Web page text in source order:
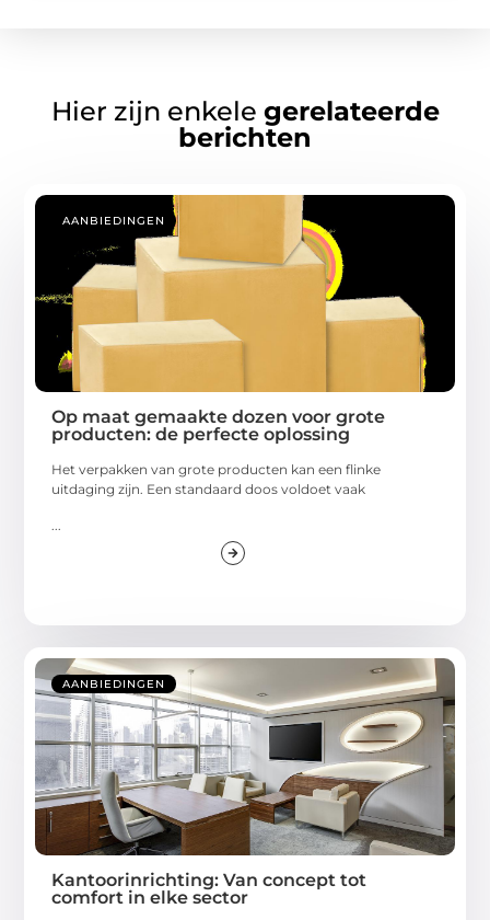
Hier zijn enkele gerelateerde
berichten
AANBIEDINGEN
Op maat gemaakte dozen voor grote
producten: de perfecte oplossing
Het verpakken van grote producten kan een flinke
uitdaging zijn. Een standaard doos voldoet vaak
AANBIEDINGEN
Kantoorinrichting: Van concept tot
comfort in elke sector